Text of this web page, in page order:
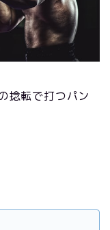
捻転で打つパン